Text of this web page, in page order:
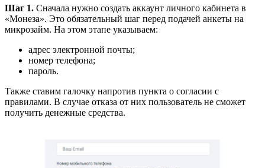
Шаг 1. Сначала нужно создать аккаунт личного кабинета в
«Монеза». Это обязательный шаг перед подачей анкеты на
микрозайм. На этом этапе указываем:
адрес электронной почты;
номер телефона;
пароль.
Также ставим галочку напротив пункта о согласии с
правилами. В случае отказа от них пользователь не сможет
получить денежные средства.